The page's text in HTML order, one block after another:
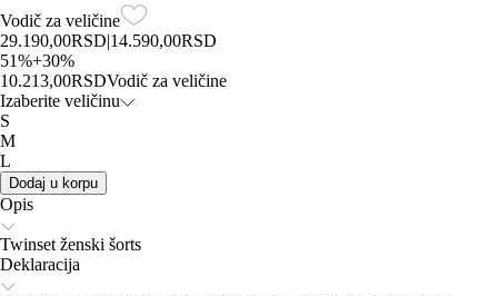
Vodič za veličine
29.190,00RSD|14.590,00RSD
51%+30%
10.213,00RSDVodič za veličine
Izaberite veličinu
S
M
L
Dodaj u korpu
Opis
Twinset ženski šorts
Deklaracija